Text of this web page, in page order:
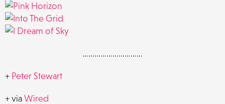
…………………………
+ Peter Stewart
+ viaWired